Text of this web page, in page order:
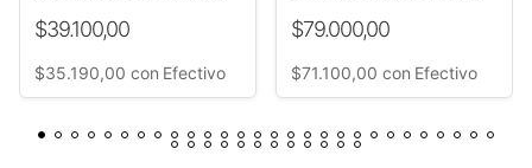
cm
$39.100,00
$35.190,00 con Efectivo
Negro
$79.000,00
$71.100,00 con Efectivo